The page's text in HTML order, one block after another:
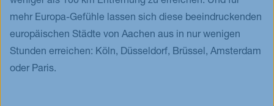
mehr Europa-Gefühle lassen sich diese beeindruckenden
europäischen Städte von Aachen aus in nur wenigen
Stunden erreichen: Köln, Düsseldorf, Brüssel, Amsterdam
oder Paris.